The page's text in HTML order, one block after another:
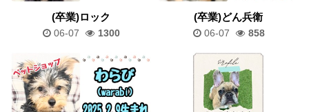
(卒業)ロック
06-07 1300
(卒業)どん兵衛
06-07 858